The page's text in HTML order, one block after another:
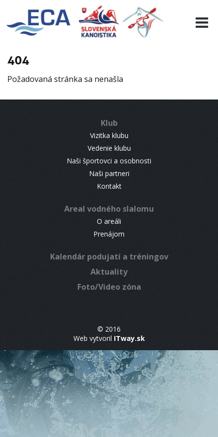
404
Požadovaná stránka sa nenašla
Klub
Vizitka klubu
Vedenie klubu
Naši športovci a osobnosti
Naši partneri
Kontakt
Areal vodného slalomu
O areáli
Prenájom
Kalendár podujatí a tréningov
Aktuality
Foto/Video zóna
© 2016
Web vytvoril ITway.sk
EURO 19
INFO
RESULTS
CONTACT